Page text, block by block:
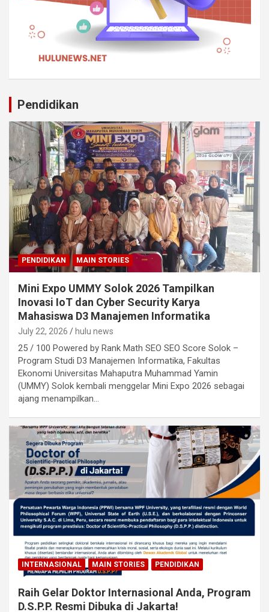
Pendidikan
PENDIDIKAN MAIN STORIES
Mini Expo UMMY Solok 2026 Tampilkan
Inovasi IoT dan Cyber Security Karya
Mahasiswa D3 Manajemen Informatika
July 22, 2026 hulu news
25 / 100 Powered by Rank Math SEO SEO Score Solok –
Program Studi D3 Manajemen Informatika, Fakultas
Ekonomi Universitas Mahaputra Muhammad Yamin
(UMMY) Solok kembali menggelar Mini Expo 2026 sebagai
ajang menampilkan…
INTERNASIONAL MAIN STORIES PENDIDIKAN
Raih Gelar Doktor Internasional Anda, Program
D.S.P.P. Resmi Dibuka di Jakarta!